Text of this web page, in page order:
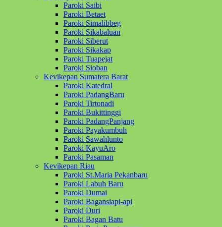
Paroki Saibi
Paroki Betaet
Paroki Simalibbeg
Paroki Sikabaluan
Paroki Siberut
Paroki Sikakap
Paroki Tuapejat
Paroki Sioban
Kevikepan Sumatera Barat
Paroki Katedral
Paroki PadangBaru
Paroki Tirtonadi
Paroki Bukittinggi
Paroki PadangPanjang
Paroki Payakumbuh
Paroki Sawahlunto
Paroki KayuAro
Paroki Pasaman
Kevikepan Riau
Paroki St.Maria Pekanbaru
Paroki Labuh Baru
Paroki Dumai
Paroki Bagansiapi-api
Paroki Duri
Paroki Bagan Batu